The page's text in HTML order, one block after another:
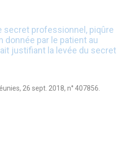
secret professionnel, piqûre
donnée par le patient au
justifiant la levée du secret
26 sept. 2018, n° 407856.